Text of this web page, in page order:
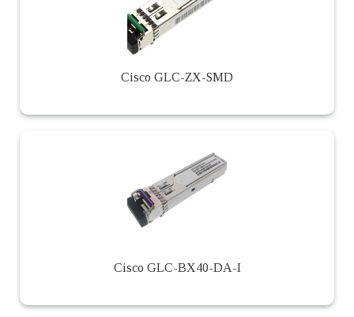
Cisco GLC-ZX-SMD
Cisco GLC-BX40-DA-I